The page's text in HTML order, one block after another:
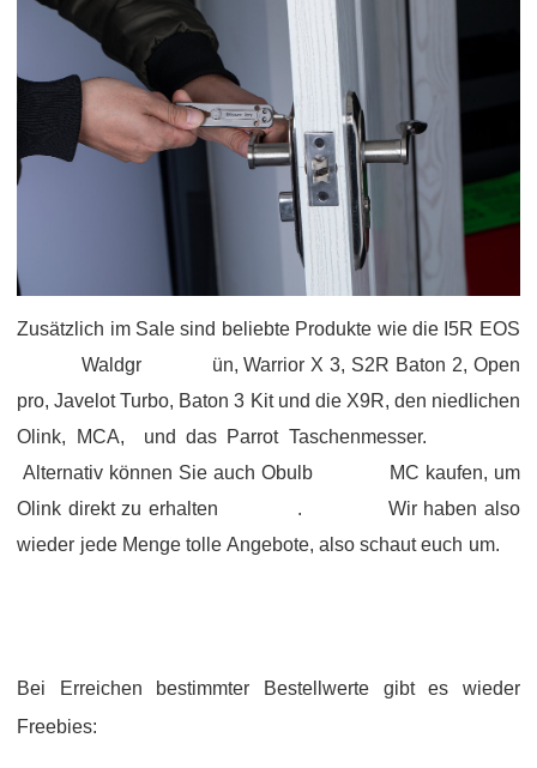
Zusätzlich im Sale sind beliebte Produkte wie die I5R EOS
Waldgr ün, Warrior X 3, S2R Baton 2, Open
pro, Javelot Turbo, Baton 3 Kit und die X9R, den niedlichen
Olink, MCA, unddas Parrot Taschenmesser.
Alternativ können Sie auch Obulb
MC kaufen, um
Olink direkt zu erhalten
. Wir haben also
wieder jede Menge tolle Angebote, also schaut euch um.
Bei Erreichen bestimmter Bestellwerte gibt es wieder
Freebies: